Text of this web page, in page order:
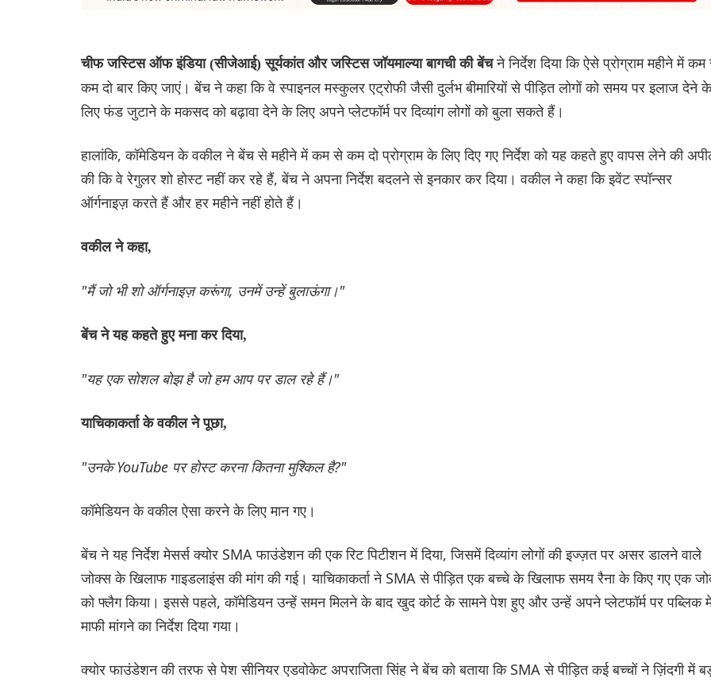
चीफ जस्टिस ऑफ इंडिया (सीजेआई) सूर्यकांत और जस्टिस जॉयमाल्या बागची की बेंचने निर्देश दिया कि ऐसे प्रोग्राम महीने में
कम दो बार किए जाएं। बेंच ने कहा कि वे स्पाइनल मस्कुलर एट्रोफी जैसी दुर्लभ बीमारियों से पीड़ित लोगों को समय पर इलाज देने के
लिए फंड जुटाने के मकसद को बढ़ावा देने के लिए अपने प्लेटफॉर्म पर दिव्यांग लोगों को बुला सकते हैं।
हालांकि, कॉमेडियन के वकील ने बेंच से महीने में कम से कम दो प्रोग्राम के लिए दिए गए निर्देश को यह कहते हुए वापस लेने की
की कि वे रेगुलर शो होस्ट नहीं कर रहे हैं, बेंच ने अपना निर्देश बदलने से इनकार कर दिया। वकील ने कहा कि इवेंट स्पॉन्सर
ऑर्गनाइज़ करते हैं और हर महीने नहीं होते हैं।
वकील ने कहा,
"मैं जो भी शो ऑर्गनाइज़ करूंगा, उनमें उन्हें बुलाऊंगा।"
बेंच ने यह कहते हुए मना कर दिया,
"यह एक सोशल बोझ है जो हम आप पर डाल रहे हैं।"
याचिकाकर्ता के वकील ने पूछा,
"उनके YouTube पर होस्ट करना कितना मुश्किल है?"
कॉमेडियन के वकील ऐसा करने के लिए मान गए।
बेंच ने यह निर्देश मेसर्स क्योर SMA फाउंडेशन की एक रिट पिटीशन में दिया, जिसमें दिव्यांग लोगों की इज्ज़त पर असर डालने वाले
जोक्स के खिलाफ गाइडलाइंस की मांग की गई। याचिकाकर्ता ने SMA से पीड़ित एक बच्चे के खिलाफ समय रैना के किए गए एक
को फ्लैग किया। इससे पहले, कॉमेडियन उन्हें समन मिलने के बाद खुद कोर्ट के सामने पेश हुए और उन्हें अपने प्लेटफॉर्म पर पब्लिक
माफी मांगने का निर्देश दिया गया।
क्योर फाउंडेशन की तरफ से पेश सीनियर एडवोकेट अपराजिता सिंह ने बेंच को बताया कि SMA से पीड़ित कई बच्चों ने ज़िंदगी में